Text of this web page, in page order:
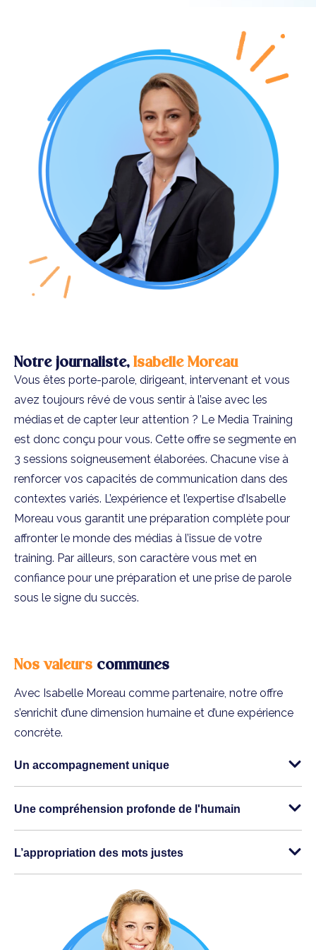
Notre journaliste,Isabelle Moreau
Vous êtes porte-parole, dirigeant, intervenant et vous
avez toujours rêvé de vous sentir à l’aise avec les
médias et de capter leur attention ? Le Media Training
est donc conçu pour vous. Cette offre se segmente en
3 sessions soigneusement élaborées. Chacune vise à
renforcer vos capacités de communication dans des
contextes variés. L’expérience et l’expertise d’Isabelle
Moreau vous garantit une préparation complète pour
affronter le monde des médias à l’issue de votre
training. Par ailleurs, son caractère vous met en
confiance pour une préparation et une prise de parole
sous le signe du succès.
Nos valeurs communes
Avec Isabelle Moreau comme partenaire, notre offre
s’enrichit d’une dimension humaine et d’une expérience
concrète.
Un accompagnement unique
Une compréhension profonde de l'humain
L’appropriation des mots justes